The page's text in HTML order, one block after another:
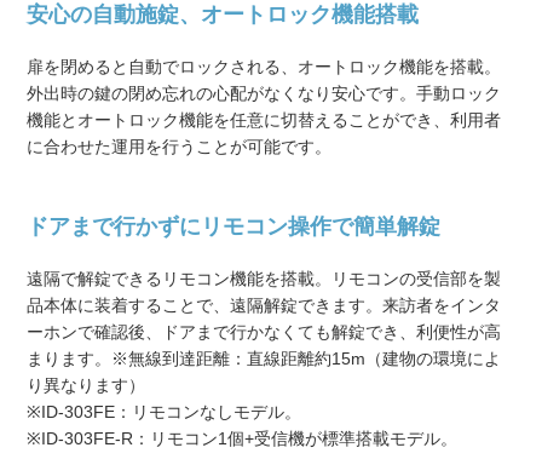
安心の自動施錠、オートロック機能搭載
扉を閉めると自動でロックされる、オートロック機能を搭載。
外出時の鍵の閉め忘れの心配がなくなり安心です。手動ロック
機能とオートロック機能を任意に切替えることができ、利用者
に合わせた運用を行うことが可能です。
ドアまで行かずにリモコン操作で簡単解錠
遠隔で解錠できるリモコン機能を搭載。リモコンの受信部を製
品本体に装着することで、遠隔解錠できます。来訪者をインタ
ーホンで確認後、ドアまで行かなくても解錠でき、利便性が高
まります。※無線到達距離：直線距離約15m（建物の環境によ
り異なります）
※ID-303FE：リモコンなしモデル。
※ID-303FE-R：リモコン1個+受信機が標準搭載モデル。